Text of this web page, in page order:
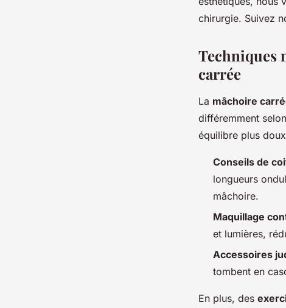
chirurgie. Suivez
Techniques
carrée
La mâchoire
différemment
équilibre plus
Conseils de
longueurs
mâchoire.
Maquillage
et lumières,
Accessoires
tombent en
En plus, des